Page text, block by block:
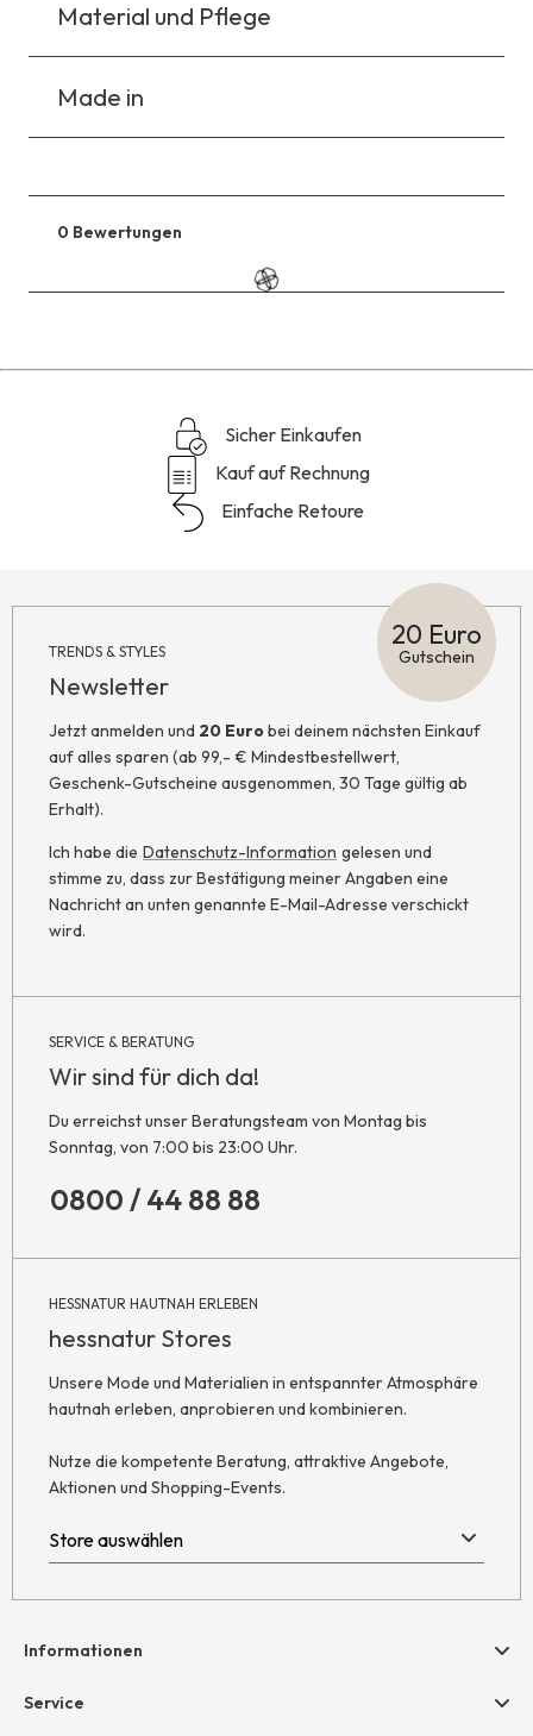
Material und Pflege
Made in
0 Bewertungen
Reviews
Sicher Einkaufen
Kauf auf Rechnung
Einfache Retoure
TRENDS & STYLES
Newsletter
20 Euro
Gutschein
Jetzt anmelden und 20 Eurobei deinem nächsten Einkauf
auf alles sparen (ab 99,- € Mindestbestellwert,
Geschenk-Gutscheine ausgenommen, 30 Tage gültig ab
Erhalt).
Ich habe die Datenschutz-Information gelesen und
stimme zu, dass zur Bestätigung meiner Angaben eine
Nachricht an unten genannte E-Mail-Adresse verschickt
wird.
SERVICE & BERATUNG
Wir sind für dich da!
Du erreichst unser Beratungsteam von Montag bis
Sonntag, von 7:00 bis 23:00 Uhr.
0800 / 44 88 88
HESSNATUR HAUTNAH ERLEBEN
hessnatur Stores
Unsere Mode und Materialien in entspannter Atmosphäre
hautnah erleben, anprobieren und kombinieren.
Nutze die kompetente Beratung, attraktive Angebote,
Aktionen und Shopping-Events.
Informationen
Hilfe & Kontakt
Service